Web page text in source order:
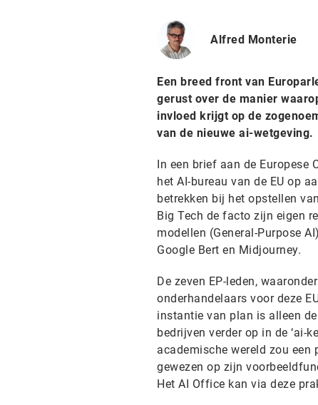
Alfred Monterie
Een breed front van
gerust over de manier
invloed krijgt op de
van de nieuwe ai-wetgeving.
In een brief aan de Europese
het AI-bureau van de EU op
betrekken bij het opstellen
Big Tech de facto zijn eigen
modellen (General-Purpose
Google Bert en Midjourney.
De zeven EP-leden, waaronder
onderhandelaars voor deze
instantie van plan is alleen
bedrijven verder op in de ‘ai-
academische wereld zou een
gewezen op zijn
Het AI Office kan via deze